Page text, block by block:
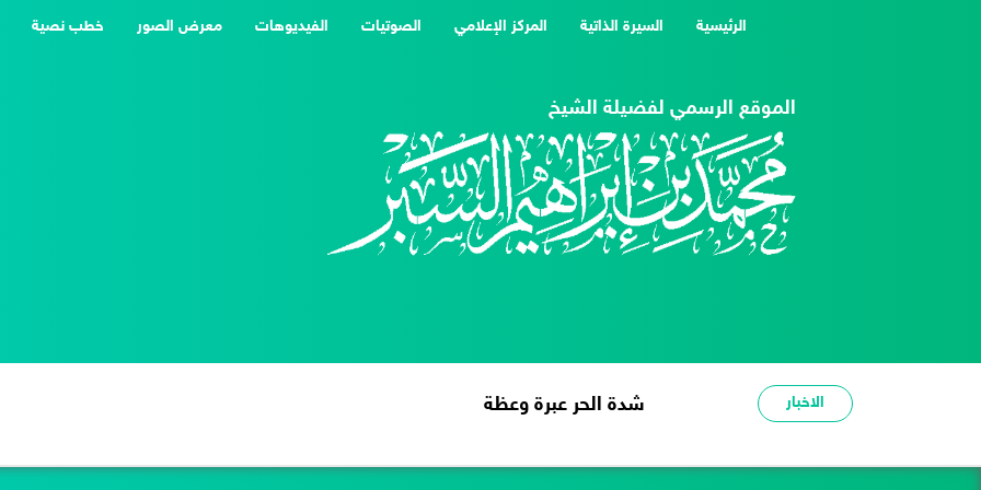
الرئيسية
(current) السيرة الذاتية المركز الإعلامي الصوتيات الفيديوهات معرض الصور خطب نصية
الموقع الرسمي لفضيلة الشيخ
الاخبار شدة الحر عبرة وعظة